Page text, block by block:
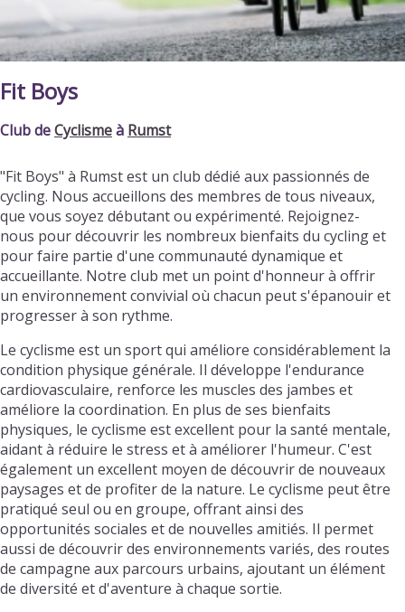
Fit Boys
Club deCyclismeà Rumst
"Fit Boys" à Rumst est un club dédié aux passionnés de
cycling. Nous accueillons des membres de tous niveaux,
que vous soyez débutant ou expérimenté. Rejoignez-
nous pour découvrir les nombreux bienfaits du cycling et
pour faire partie d'une communauté dynamique et
accueillante. Notre club met un point d'honneur à offrir
un environnement convivial où chacun peut s'épanouir et
progresser à son rythme.
Le cyclisme est un sport qui améliore considérablement la
condition physique générale. Il développe l'endurance
cardiovasculaire, renforce les muscles des jambes et
améliore la coordination. En plus de ses bienfaits
physiques, le cyclisme est excellent pour la santé mentale,
aidant à réduire le stress et à améliorer l'humeur. C'est
également un excellent moyen de découvrir de nouveaux
paysages et de profiter de la nature. Le cyclisme peut être
pratiqué seul ou en groupe, offrant ainsi des
opportunités sociales et de nouvelles amitiés. Il permet
aussi de découvrir des environnements variés, des routes
de campagne aux parcours urbains, ajoutant un élément
de diversité et d'aventure à chaque sortie.